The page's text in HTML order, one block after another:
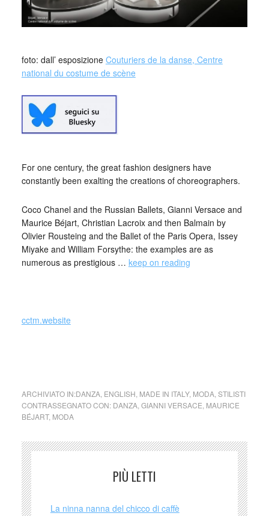
foto: dall’ esposizione Couturiers de la danse, Centre
national du costume de scène
For one century, the great fashion designers have
constantly been exalting the creations of choreographers.
Coco Chanel and the Russian Ballets, Gianni Versace and
Maurice Béjart, Christian Lacroix and then Balmain by
Olivier Rousteing and the Ballet of the Paris Opera, Issey
Miyake and William Forsythe: the examples are as
numerous as prestigious … keep on reading
cctm.website
ARCHIVIATO IN:DANZA, ENGLISH MADE IN ITALY, MODA, STILISTI
CONTRASSEGNATO CON: DANZA, GIANNI VERSACE MAURICE
BÉJART, MODA
PIÙ LETTI
La ninna nanna del chicco di caffè